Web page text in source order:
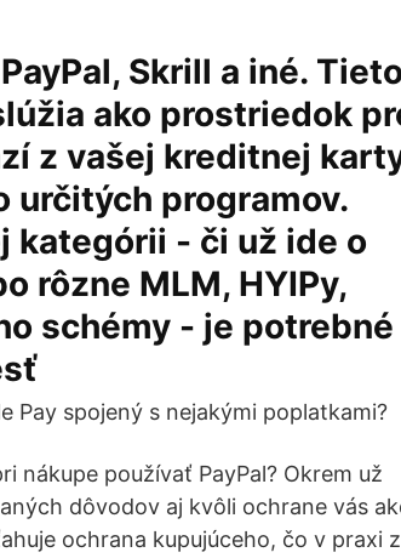
Skrill a iné. Tieto
ako prostriedok
z vašej kreditnej
určitých programov.
kategórii - či už ide o
rôzne MLM, HYIPy,
schémy - je potrebné
Pay spojený s nejakými poplatkami?
nákupe používať PayPal? Okrem už
dôvodov aj kvôli ochrane vás
ochrana kupujúceho, čo v praxi